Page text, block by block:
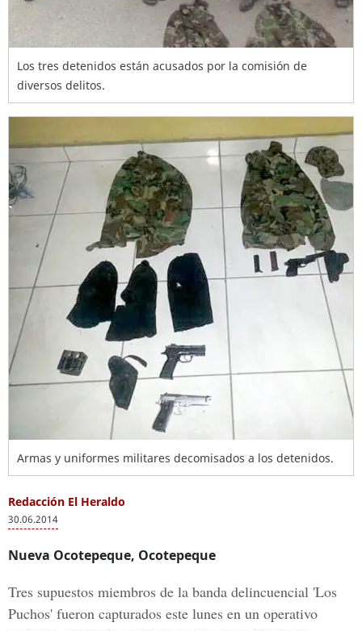
Los tres detenidos están acusados por la comisión de
diversos delitos.
Armas y uniformes militares decomisados a los detenidos.
Redacción El Heraldo
30.06.2014
Nueva Ocotepeque, Ocotepeque
Tres supuestos miembros de la banda delincuencial 'Los
Puchos' fueron capturados este lunes en un operativo